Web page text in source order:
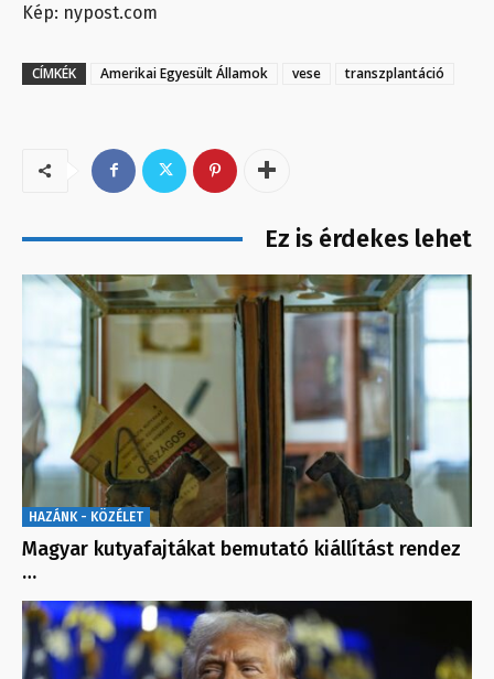
Kép: nypost.com
CÍMKÉK Amerikai Egyesült Államok vese transzplantáció
Ez is érdekes lehet
HAZÁNK - KÖZÉLET
Magyar kutyafajtákat bemutató kiállítást rendez
…